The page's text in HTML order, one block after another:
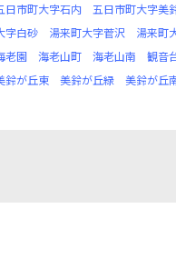
日市町大字石内 五日市町大字美
字白砂 湯来町大字菅沢 湯来町
老園 海老山町 海老山南 観音
鈴が丘東 美鈴が丘緑 美鈴が丘